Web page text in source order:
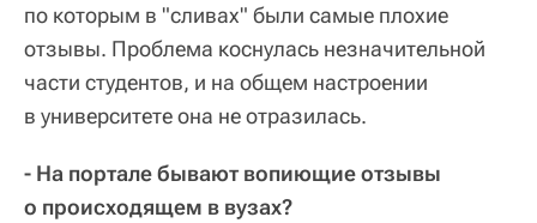
по которым в "сливах" были самые плохие
отзывы. Проблема коснулась незначительной
части студентов, и на общем настроении
в университете она не отразилась.
- На портале бывают вопиющие отзывы
о происходящем в вузах?